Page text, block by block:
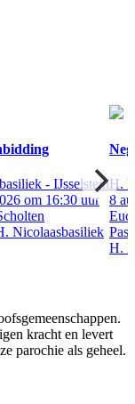
- IJsselstein
om 16:30 uur
Nicolaasbasiliek
H.
8
H.
kracht en levert
parochie als geheel.